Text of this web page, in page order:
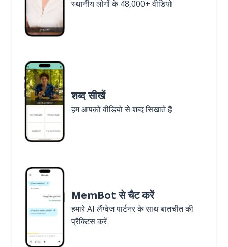
स्थानीय लोगों के 48,000+ वीडियो
शब्द सीखें
हम आपको वीडियो से शब्द सिखाते हैं
MemBot से चैट करें
हमारे AI लैंग्वेज पार्टनर के साथ बातचीत की
प्रैक्टिस करें